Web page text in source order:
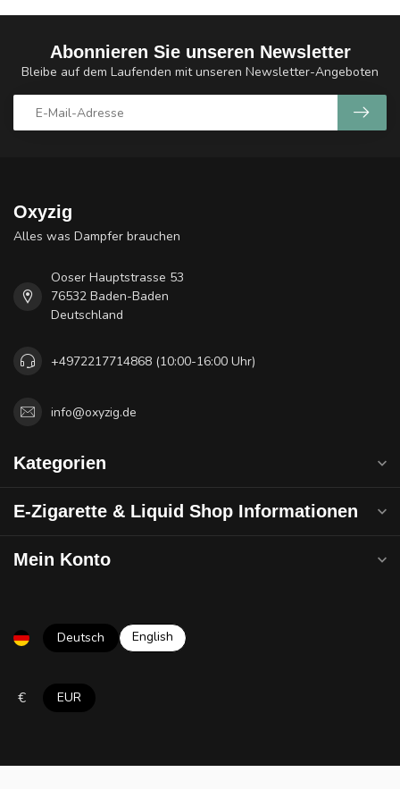
Abonnieren Sie unseren Newsletter
Bleibe auf dem Laufenden mit unseren Newsletter-Angeboten
Oxyzig
Alles was Dampfer brauchen
Ooser Hauptstrasse 53
76532 Baden-Baden
Deutschland
+4972217714868 (10:00-16:00 Uhr)
info@oxyzig.de
Kategorien
E-Zigarette & Liquid Shop Informationen
Mein Konto
Deutsch English
€ EUR